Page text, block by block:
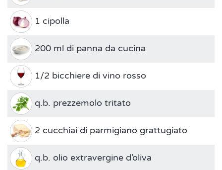
1 cipolla
200 ml di panna da cucina
1/2 bicchiere di vino rosso
q.b. prezzemolo tritato
2 cucchiai di parmigiano grattugiato
q.b. olio extravergine d’oliva